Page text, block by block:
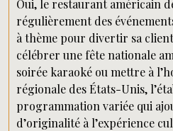
Oui, le restaurant américain
régulièrement des
à thème pour divertir sa
célébrer une fête nationale
soirée karaoké ou mettre à
régionale des États-Unis,
programmation variée qui
d’originalité à l’expérience